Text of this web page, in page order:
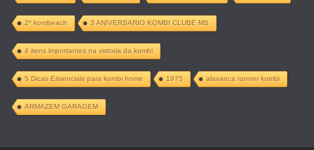
2º kombeach 3 ANIVERSARIO KOMBI CLUBE MS
4 itens importantes na vistoria da kombi
5 Dicas Essenciais para kombi home 1975 alavanca runner kombi
ARMAZEM GARAGEM